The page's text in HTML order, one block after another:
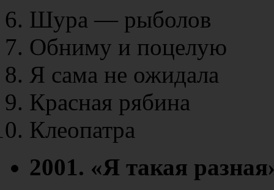
Шура — рыболов
Обниму и поцелую
Я сама не ожидала
Красная рябина
Клеопатра
2001. «Я такая